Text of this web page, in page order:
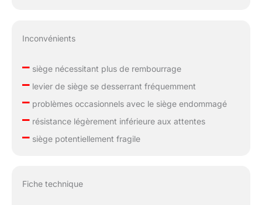
Inconvénients
–siège nécessitant plus de rembourrage
–levier de siège se desserrant fréquemment
–problèmes occasionnels avec le siège endommagé
–résistance légèrement inférieure aux attentes
–siège potentiellement fragile
Fiche technique